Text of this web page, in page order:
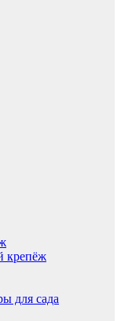
крепёж
для сада